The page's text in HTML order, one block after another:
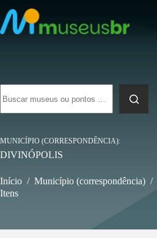
para
o
conteúdo
resultados
MUNICÍPIO (CORRESPONDÊNCIA)
DIVINÓPOLIS
Início / Município (correspondência) /
Itens